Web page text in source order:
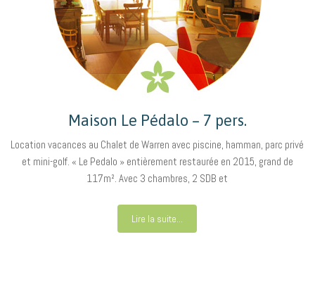
Maison Le Pédalo – 7 pers.
Location vacances au Chalet de Warren avec piscine, hamman, parc privé
et mini-golf. « Le Pedalo » entièrement restaurée en 2015, grand de
117m². Avec 3 chambres, 2 SDB et
Lire la suite...